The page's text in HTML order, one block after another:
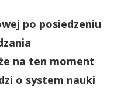
po posiedzeniu
na ten moment
o system nauki